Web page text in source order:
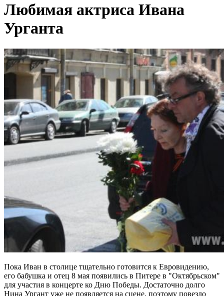
Любимая актриса Ивана
Урганта
Пока Иван в столице тщательно готовится к Евровидению,
его бабушка и отец 8 мая появились в Питере в "Октябрьском"
для участия в концерте ко Дню Победы. Достаточно долго
Нина Ургант уже не появляется на сцене, поэтому повезло